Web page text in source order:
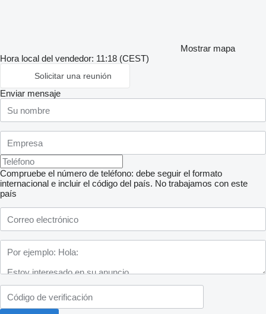
Mostrar mapa
Hora local del vendedor: 11:18 (CEST)
Solicitar una reunión
Enviar mensaje
Compruebe el número de teléfono: debe seguir el formato
internacional e incluir el código del país. No trabajamos con este
país